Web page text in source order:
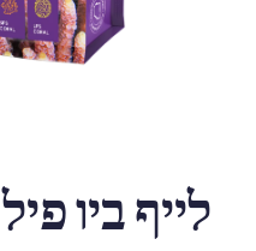
לייף ביו פיל 1200 מ"ל